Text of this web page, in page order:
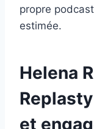
propre
estimée.
Helena
et